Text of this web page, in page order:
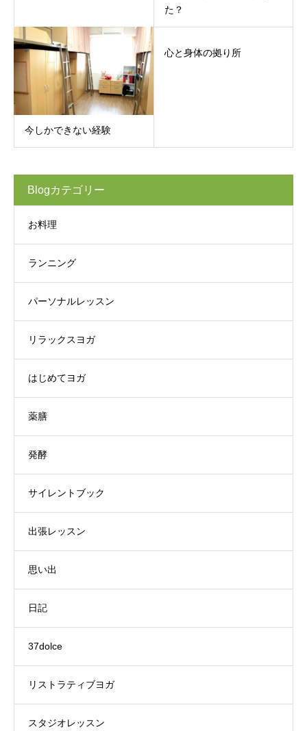
た？
今しかできない経験
心と身体の拠り所
Blogカテゴリー
お料理
ランニング
パーソナルレッスン
リラックスヨガ
はじめてヨガ
薬膳
発酵
サイレントブック
出張レッスン
思い出
日記
37dolce
リストラティブヨガ
スタジオレッスン